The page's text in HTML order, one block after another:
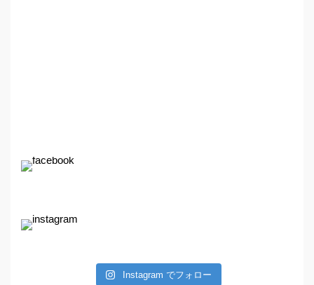
Instagram でフォロー